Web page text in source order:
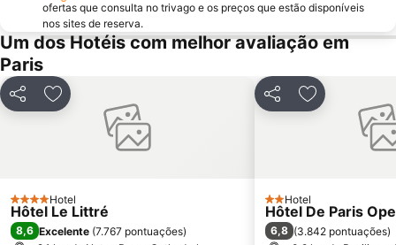
Palais Garnier Opera National de Paris
La Défense
Les Halles
Nation Metro Station
Galerias Lafayette Paris Haussmann
St-Germain-des-Prés
10th district Entrepôt
16th district Passy
Gare de Lyon Metro Station
Moulin Rouge
Gare de Neuilly - Porte Maillot Metro Station
ofertas que consulta no trivago e os preços que estão disponíveis
nos sites de reserva.
Um dos Hotéis com melhor avaliação em
Paris
PartilharAdicionar aos favoritos
4 Estrelas
Hotel
Hôtel Le Littré
8,6 Excelente (7.767 pontuações)
PartilharAdicionar
2 Estrelas
Hotel
Hôtel De Paris
6,8 (3.842 pontuações)